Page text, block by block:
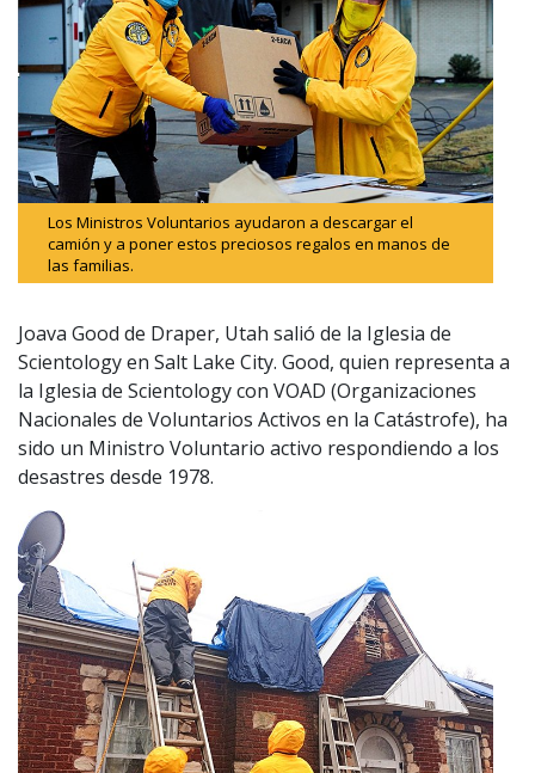
Los Ministros Voluntarios ayudaron a descargar el
camión y a poner estos preciosos regalos en manos de
las familias.
Joava Good de Draper, Utah salió de la Iglesia de
Scientology en Salt Lake City. Good, quien representa a
la Iglesia de Scientology con VOAD (Organizaciones
Nacionales de Voluntarios Activos en la Catástrofe), ha
sido un Ministro Voluntario activo respondiendo a los
desastres desde 1978.